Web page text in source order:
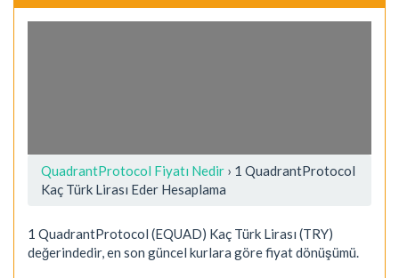
QuadrantProtocol Fiyatı Nedir › 1 QuadrantProtocol
Kaç Türk Lirası Eder Hesaplama
1 QuadrantProtocol (EQUAD) Kaç Türk Lirası (TRY)
değerindedir, en son güncel kurlara göre fiyat dönüşümü.